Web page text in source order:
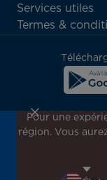
Footer
menu
Services utiles
Termes &
Inscrivez-vous à
Recevez en
Pour une
région. Vous